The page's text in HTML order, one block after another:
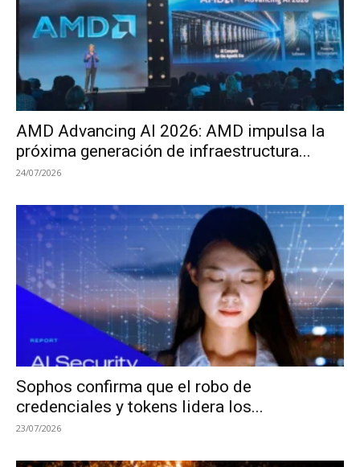
AMD Advancing AI 2026: AMD impulsa la
próxima generación de infraestructura...
24/07/2026
Sophos confirma que el robo de
credenciales y tokens lidera los...
23/07/2026